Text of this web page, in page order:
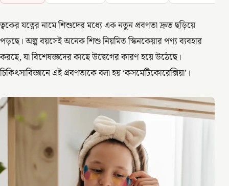
ত্বকের যত্নের নামে শিশুদের মধ্যে এক নতুন প্রবণতা দ্রুত ছড়িয়ে
পড়ছে। অল্প বয়সেই অনেক শিশু নিয়মিত স্কিনকেয়ার পণ্য ব্যবহার
করছে, যা বিশেষজ্ঞদের কাছে উদ্বেগের কারণ হয়ে উঠেছে।
চিকিৎসাবিজ্ঞানে এই প্রবণতাকে বলা হয় ‘কসমেটিকোরেক্সিয়া’।